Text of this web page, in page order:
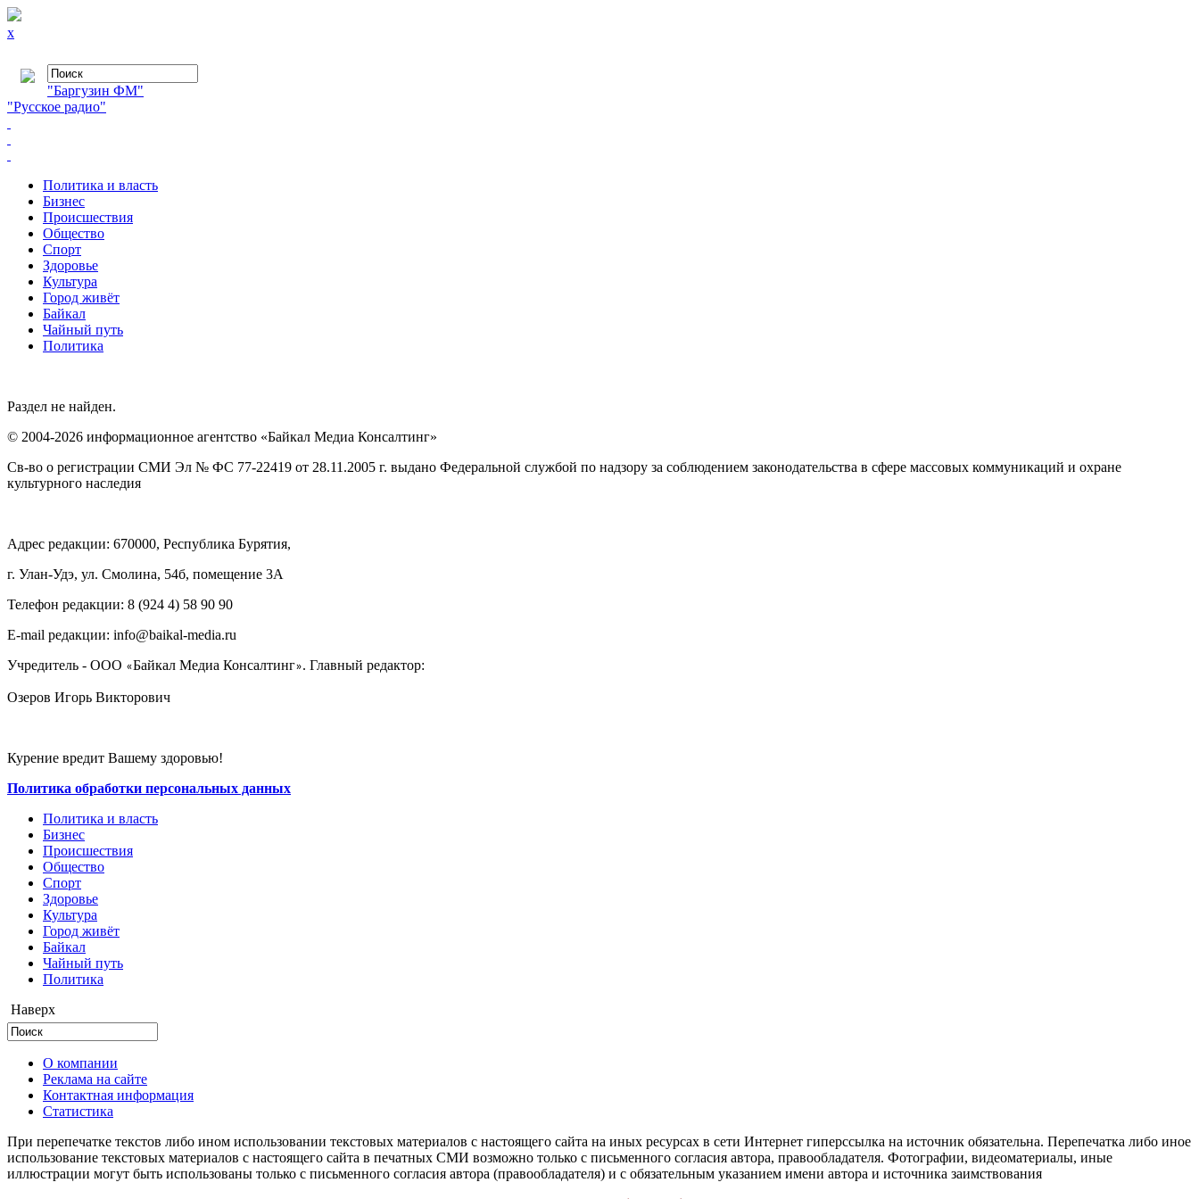
x
"Баргузин ФМ"
"Русское радио"
Политика и власть
Бизнес
Происшествия
Общество
Cпорт
Здоровье
Культура
Город живёт
Байкал
Чайный путь
Политика
Раздел не найден.
© 2004-2026 информационное агентство «Байкал Медиа Консалтинг»
Св-во о регистрации СМИ Эл № ФС 77-22419 от 28.11.2005 г. выдано Федеральной службой по надзору за соблюдением законодательства в сфере массовых коммуникаций и охране
культурного наследия
Адрес редакции: 670000, Республика Бурятия,
г. Улан-Удэ, ул. Смолина, 54б, помещение 3А
Телефон редакции: ‎‎8 (924 4) 58 90 90
E-mail редакции: info@baikal-media.ru
Учредитель - ООО «Байкал Медиа Консалтинг». Главный редактор:
Озеров Игорь Викторович
Курение вредит Вашему здоровью!
Политика обработки персональных данных
Политика и власть
Бизнес
Происшествия
Общество
Cпорт
Здоровье
Культура
Город живёт
Байкал
Чайный путь
Политика
Наверх
О компании
Реклама на сайте
Контактная информация
Статистика
При перепечатке текстов либо ином использовании текстовых материалов с настоящего сайта на иных ресурсах в сети Интернет гиперссылка на источник обязательна. Перепечатка либо иное
использование текстовых материалов с настоящего сайта в печатных СМИ возможно только с письменного согласия автора, правообладателя. Фотографии, видеоматериалы, иные
иллюстрации могут быть использованы только с письменного согласия автора (правообладателя) и с обязательным указанием имени автора и источника заимствования